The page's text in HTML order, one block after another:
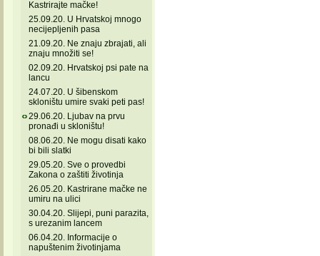
Kastrirajte mačke!
25.09.20. U Hrvatskoj mnogo
necijepljenih pasa
21.09.20. Ne znaju zbrajati, ali
znaju množiti se!
02.09.20. Hrvatskoj psi pate na
lancu
24.07.20. U šibenskom
skloništu umire svaki peti pas!
29.06.20. Ljubav na prvu
pronađi u skloništu!
08.06.20. Ne mogu disati kako
bi bili slatki
29.05.20. Sve o provedbi
Zakona o zaštiti životinja
26.05.20. Kastrirane mačke ne
umiru na ulici
30.04.20. Slijepi, puni parazita,
s urezanim lancem
06.04.20. Informacije o
napuštenim životinjama